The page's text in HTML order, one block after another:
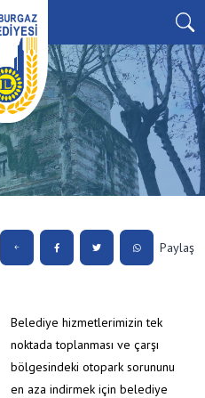
Paylaş
Belediye hizmetlerimizin tek
noktada toplanması ve çarşı
bölgesindeki otopark sorununu
en aza indirmek için belediye